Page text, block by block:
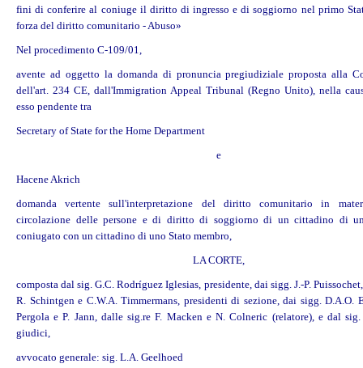
Info
fini di conferire al coniuge il diritto di ingresso e di soggiorno nel primo
forza del diritto comunitario - Abuso»
Nel procedimento C-109/01,
avente ad oggetto la domanda di pronuncia pregiudiziale proposta alla
dell'art. 234 CE, dall'Immigration Appeal Tribunal (Regno Unito), nella
esso pendente tra
Secretary of State for the Home Department
e
Hacene Akrich
domanda vertente sull'interpretazione del diritto comunitario in
circolazione delle persone e di diritto di soggiorno di un cittadino di
coniugato con un cittadino di uno Stato membro,
LA CORTE,
composta dal sig. G.C. Rodríguez Iglesias, presidente, dai sigg. J.-P.
R. Schintgen e C.W.A. Timmermans, presidenti di sezione, dai sigg. D.A.O.
Pergola e P. Jann, dalle sig.re F. Macken e N. Colneric (relatore), e dal
giudici,
avvocato generale: sig. L.A. Geelhoed